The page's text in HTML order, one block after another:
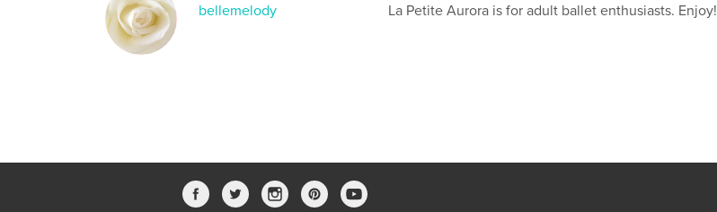
bellemelody La Petite Aurora is for adult ballet enthusiasts. Enjoy!